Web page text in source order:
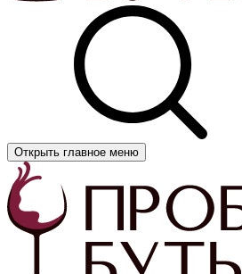
Открыть главное меню